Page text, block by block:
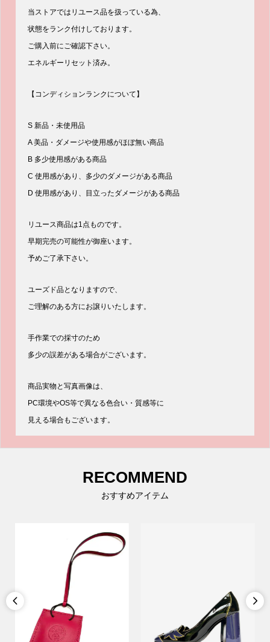
当ストアではリユース品を扱っている為、
状態をランク付けしております。
ご購入前にご確認下さい。
エネルギーリセット済み。
【コンディションランクについて】
S 新品・未使用品
A 美品・ダメージや使用感がほぼ無い商品
B 多少使用感がある商品
C 使用感があり、多少のダメージがある商品
D 使用感があり、目立ったダメージがある商品
リユース商品は1点ものです。
早期完売の可能性が御座います。
予めご了承下さい。
ユーズド品となりますので、
ご理解のある方にお譲りいたします。
手作業での採寸のため
多少の誤差がある場合がございます。
商品実物と写真画像は、
PC環境やOS等で異なる色合い・質感等に
見える場合もございます。
RECOMMEND
おすすめアイテム
 